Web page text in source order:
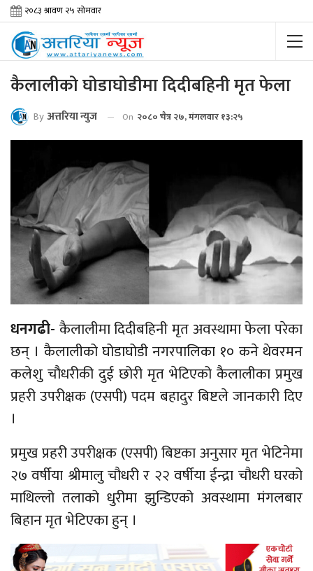
कैलालीको घोडाघोडीमा दिदीबहिनी मृत फेला
By अत्तरिया न्युज On २०८० चैत्र २७, मंगलवार १३:२५
धनगढी- कैलालीमा दिदीबहिनी मृत अवस्थामा फेला परेका
छन् । कैलालीको घोडाघोडी नगरपालिका १० कनेथेवरमन
कलेशुचौधरीकी दुई छोरी मृत भेटिएको कैलालीका प्रमुख
प्रहरी उपरीक्षक (एसपी) पदम बहादुर बिष्टले जानकारी दिए
।
प्रमुख प्रहरी उपरीक्षक (एसपी)बिष्टका अनुसार मृतभेटिनेमा
२७ वर्षीया श्रीमालुचौधरी र २२ वर्षीयाईन्द्रा चौधरी घरको
माथिल्लो तलाको धुरीमा झुन्डिएको अवस्थामा मंगलबार
बिहान मृत भेटिएका हुन् ।